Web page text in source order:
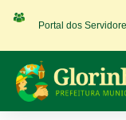
Portal dos